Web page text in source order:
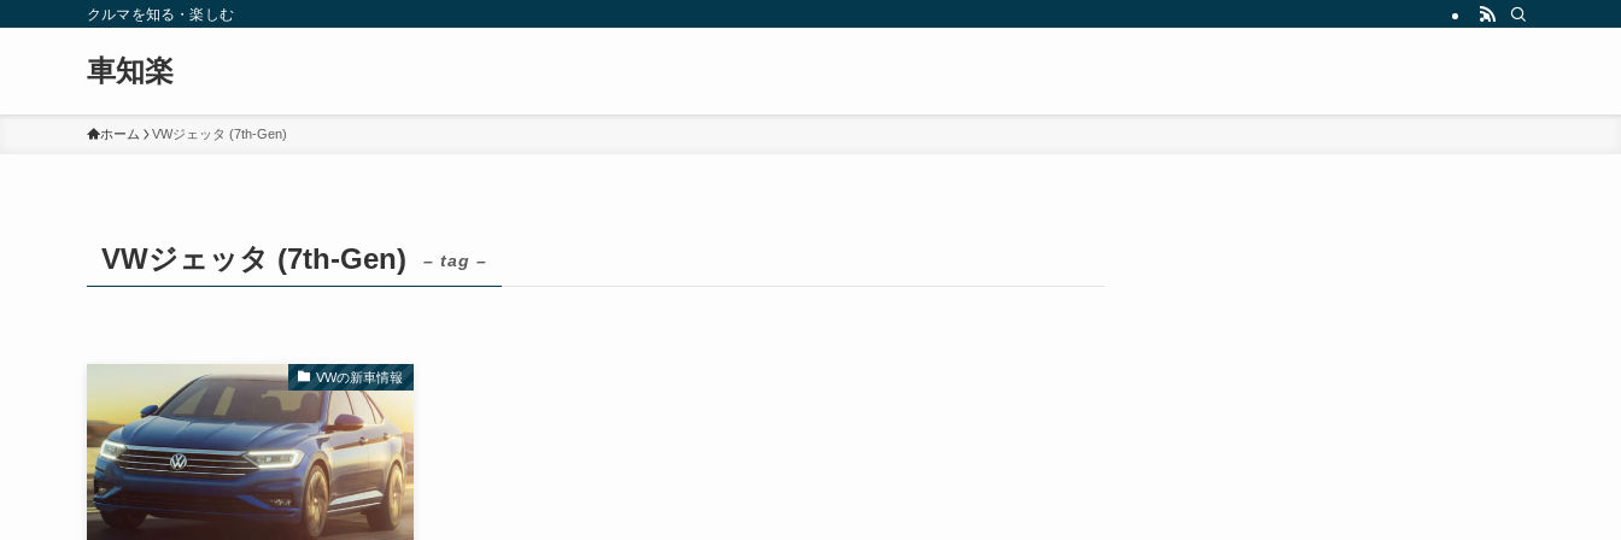
クルマを知る・楽しむ
車知楽
ホーム VWジェッタ (7th-Gen)
VWジェッタ (7th-Gen) – tag –
VWの新車情報